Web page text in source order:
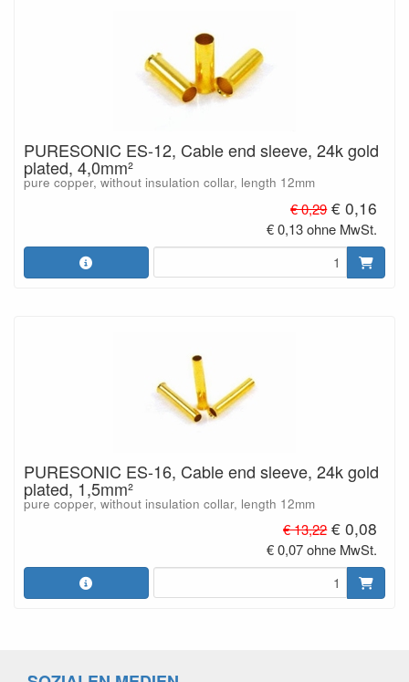
PURESONIC ES-12, Cable end sleeve, 24k gold
plated, 4,0mm²
pure copper, without insulation collar, length 12mm
€ 0,29 € 0,16
€ 0,13 ohne MwSt.
PURESONIC ES-16, Cable end sleeve, 24k gold
plated, 1,5mm²
pure copper, without insulation collar, length 12mm
€ 13,22 € 0,08
€ 0,07 ohne MwSt.